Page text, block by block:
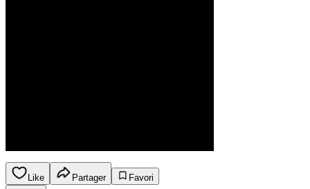
Like Partager
Favori